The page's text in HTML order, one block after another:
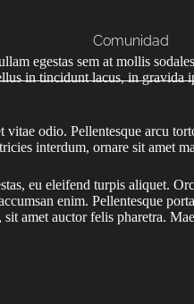
Comunidad
egestas sem at mollis
in tincidunt lacus, in
odio. Pellentesque arcu
interdum, ornare sit amet
eu eleifend turpis aliquet.
enim. Pellentesque
amet auctor felis pharetra.